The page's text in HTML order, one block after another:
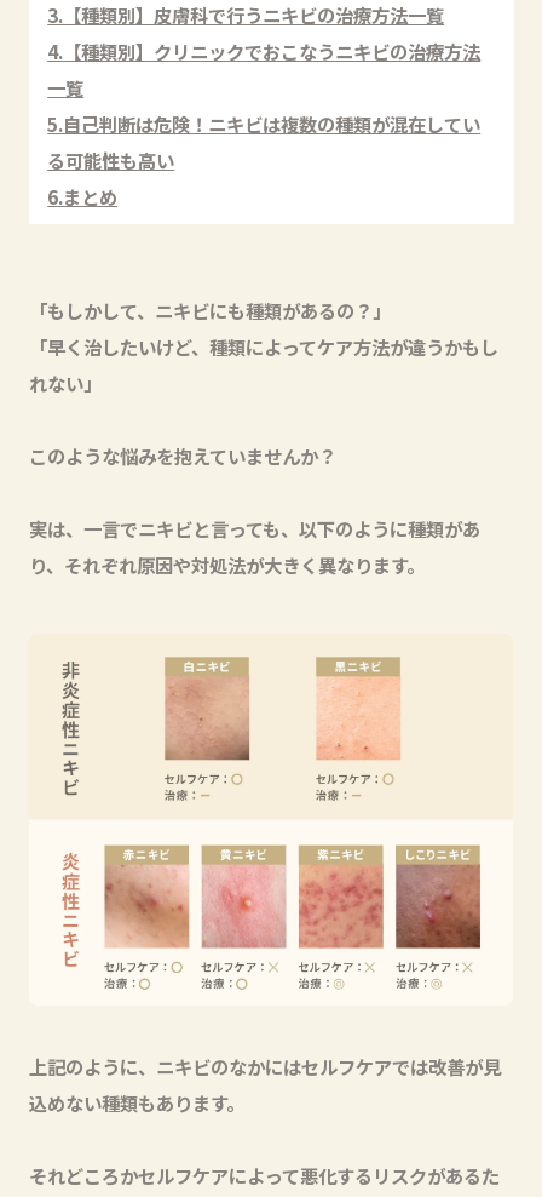
3.【種類別】皮膚科で行うニキビの治療方法一覧
4.【種類別】クリニックでおこなうニキビの治療方法
一覧
5.自己判断は危険！ニキビは複数の種類が混在してい
る可能性も高い
6.まとめ
「もしかして、ニキビにも種類があるの？」
「早く治したいけど、種類によってケア方法が違うかもし
れない」
このような悩みを抱えていませんか？
実は、一言でニキビと言っても、以下のように種類があ
り、それぞれ原因や対処法が大きく異なります。
上記のように、ニキビのなかにはセルフケアでは改善が見
込めない種類もあります。
それどころかセルフケアによって悪化するリスクがあるた